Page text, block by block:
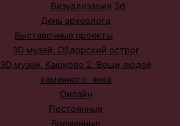
Визуализация 3d
День археолога
Выставочные проекты
3D музей. Обдорский острог
3D музей. Каюково 2. Вещи людей
каменного века
Онлайн
Постоянные
Временные